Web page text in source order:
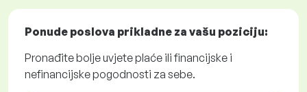
Ponude poslova prikladne za vašu poziciju:
Pronađite bolje uvjete plaće ili financijske i
nefinancijske pogodnosti za sebe.